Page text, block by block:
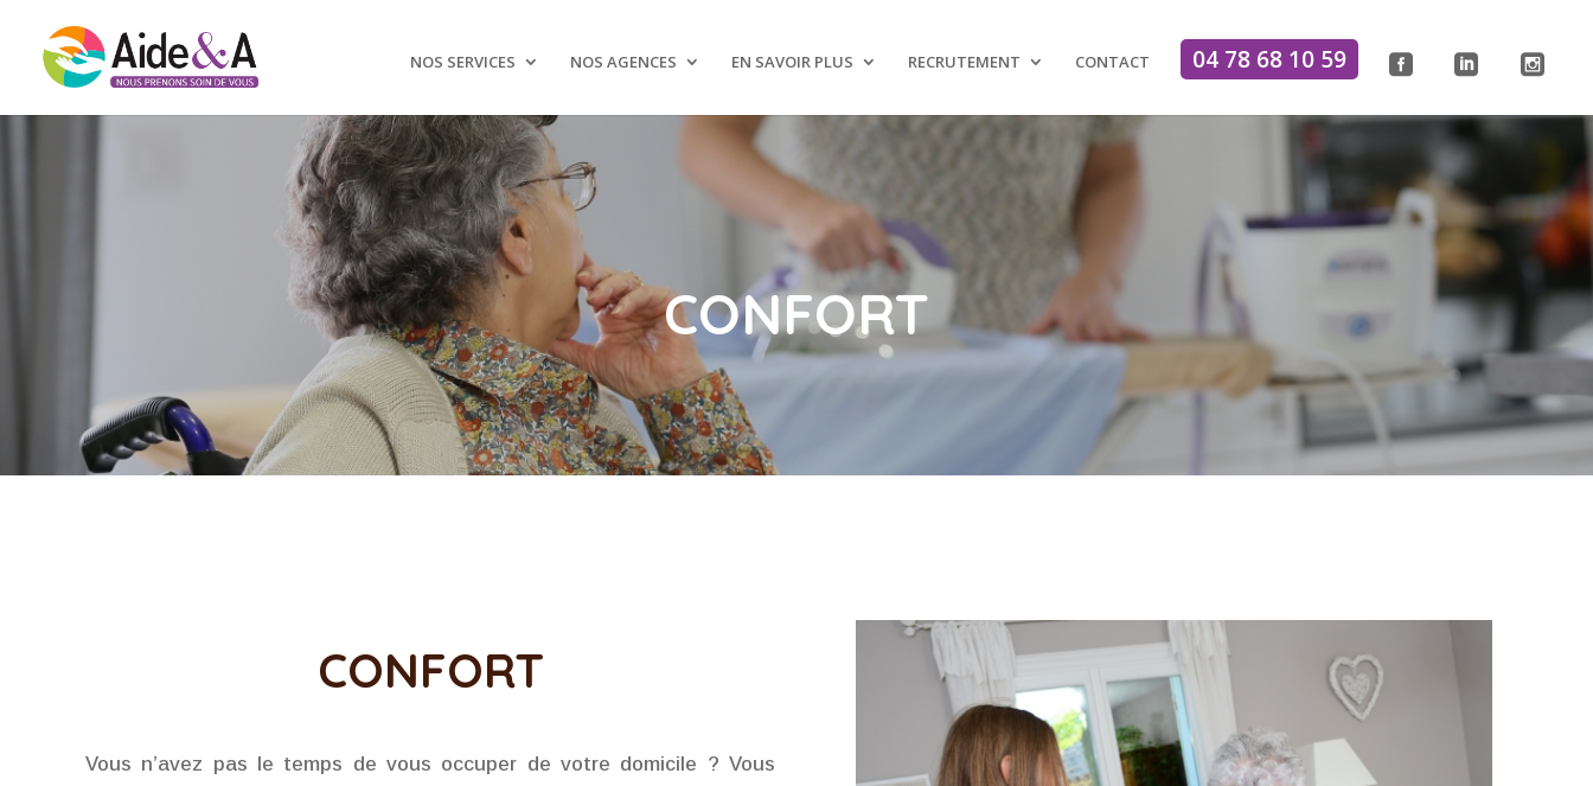
NOS SERVICES NOS AGENCES EN SAVOIR PLUS RECRUTEMENT CONTACT 04 78 68 10 59
CONFORT
CONFORT
Vous n’avez pas le temps de vous occuper de votre domicile ? Vous